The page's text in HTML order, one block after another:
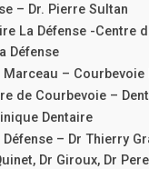
– Dr. Pierre Sultan
La Défense -Centre
Défense
Marceau – Courbevoie
de Courbevoie –
Dentaire
Défense – Dr Thierry
Dr Giroux, Dr